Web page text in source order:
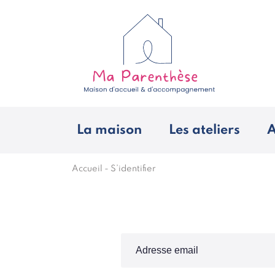
La maison Les ateliers
Accueil - S’identifier